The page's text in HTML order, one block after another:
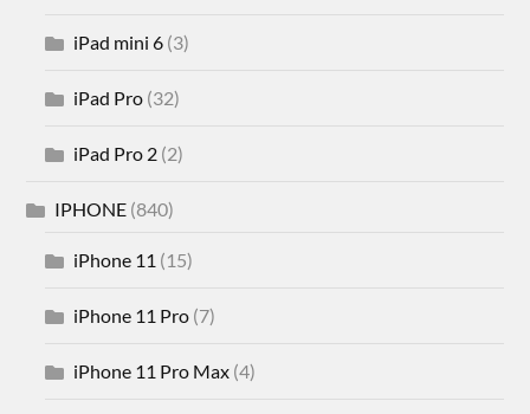
iPad mini 6 (3)
iPad Pro (32)
iPad Pro 2 (2)
IPHONE (840)
iPhone 11 (15)
iPhone 11 Pro (7)
iPhone 11 Pro Max (4)